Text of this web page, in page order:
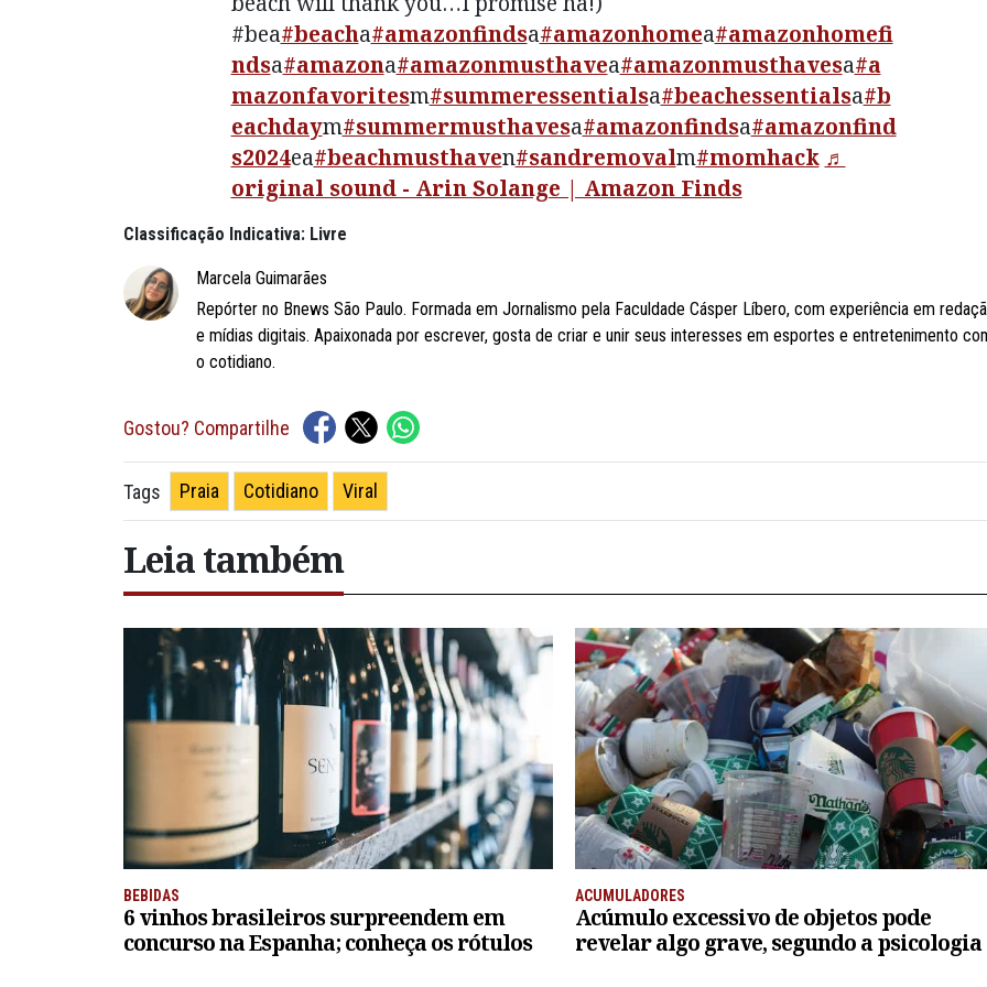
#bea#beacha#amazonfindsa#amazonhomea#amazonhomefi
ndsa#amazona#amazonmusthavea#amazonmusthavesa#a
mazonfavoritesm#summeressentialsa#beachessentialsa#b
eachdaym#summermusthavesa#amazonfindsa#amazonfind
s2024ea#beachmusthaven#sandremovalm#momhack ♬
original sound - Arin Solange | Amazon Finds
Classificação Indicativa: Livre
Marcela Guimarães
Repórter no Bnews São Paulo. Formada em Jornalismo pela Faculdade Cásper Líbero, com experiência em
e mídias digitais. Apaixonada por escrever, gosta de criar e unir seus interesses em esportes e entretenimento
o cotidiano.
Gostou? Compartilhe
Tags Praia Cotidiano Viral
Leia também
BEBIDAS
6 vinhos brasileiros surpreendem em
concurso na Espanha; conheça os rótulos
ACUMULADORES
Acúmulo excessivo de objetos pode
revelar algo grave, segundo a psicologia